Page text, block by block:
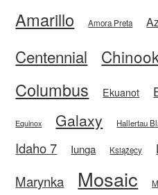
Amarillo Amora Preta
Centennial
Columbus Ekuanot
Equinox Galaxy Hallertau
Idaho 7 Iunga Książęcy
Marynka
Mosaic